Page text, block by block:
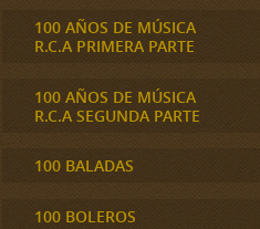
100 AÑOS DE MÚSICA
R.C.A PRIMERA PARTE
100 AÑOS DE MÚSICA
R.C.A SEGUNDA PARTE
100 BALADAS
100 BOLEROS